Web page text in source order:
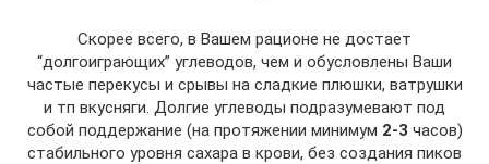
Скорее всего, в Вашем рационе не достает
“долгоиграющих” углеводов, чем и обусловлены Ваши
частые перекусы и срывы на сладкие плюшки, ватрушки
и тп вкусняги. Долгие углеводы подразумевают под
собой поддержание (на протяжении минимум 2-3 часов)
стабильного уровня сахара в крови, без создания пиков